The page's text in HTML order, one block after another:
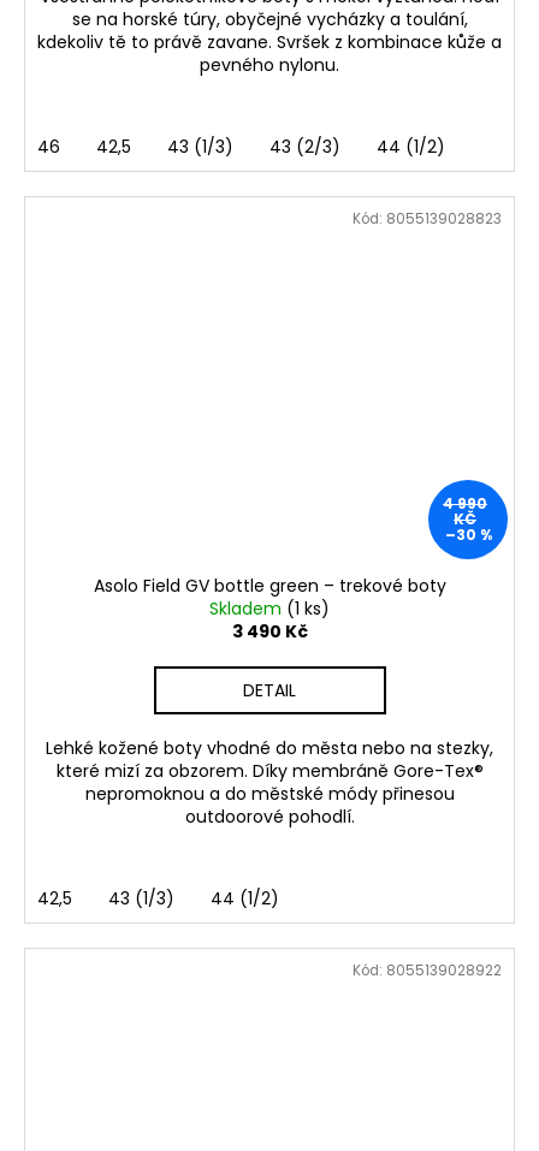
se na horské túry, obyčejné vycházky a toulání,
kdekoliv tě to právě zavane. Svršek z kombinace kůže a
pevného nylonu.
46 42,5 43 (1/3) 43 (2/3) 44 (1/2)
4 990
KČ
–30 %
Asolo Field GV bottle green – trekové boty
Skladem (1 ks)
3 490 Kč
DETAIL
Lehké kožené boty vhodné do města nebo na stezky,
které mizí za obzorem. Díky membráně Gore-Tex®
nepromoknou a do městské módy přinesou
outdoorové pohodlí.
42,5 43 (1/3) 44 (1/2)
Kód: 8055139028823
Kód: 8055139028922